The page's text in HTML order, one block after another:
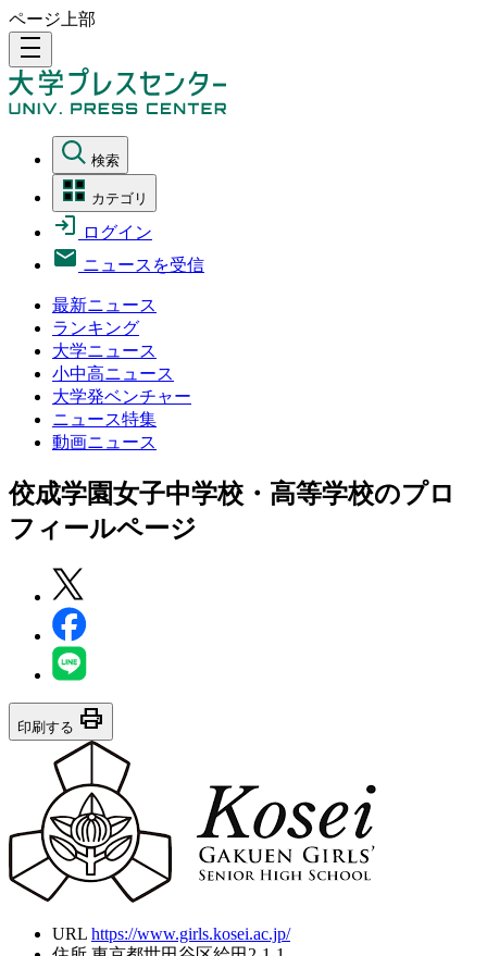
ページ上部
density_medium
検索
カテゴリ
ログイン
ニュースを受信
最新ニュース
ランキング
大学ニュース
小中高ニュース
大学発ベンチャー
ニュース特集
動画ニュース
佼成学園女子中学校・高等学校のプロ
フィールページ
印刷する print
URL https://www.girls.kosei.ac.jp/